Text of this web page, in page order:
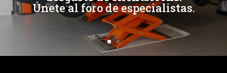
Únete al foro de especialistas.